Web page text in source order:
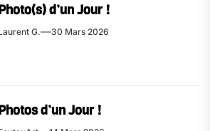
d’un Jour !
G. 30 Mars 2026
d’un Jour !